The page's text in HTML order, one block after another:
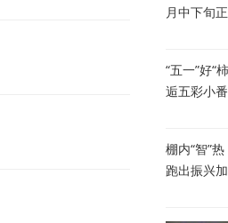
月中下旬
“五一”好“
逅五彩小
棚内“智”
跑出振兴